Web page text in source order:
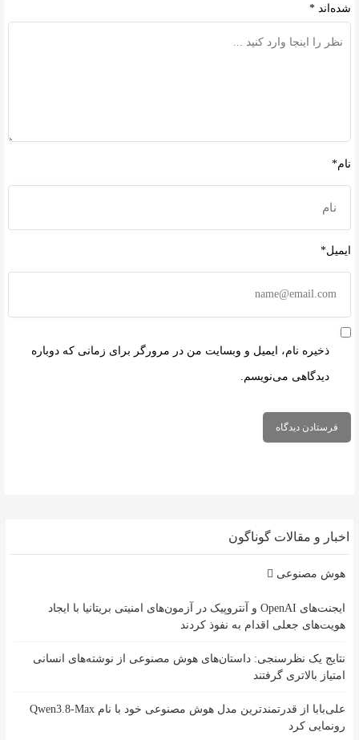
شده‌اند *
نام*
ایمیل*
ذخیره نام، ایمیل و وبسایت من در مرورگر برای زمانی که دوباره
دیدگاهی می‌نویسم.
اخبار و مقالات گوناگون
هوش مصنوعی
ایجنت‌های OpenAI و آنتروپیک در آزمون‌های امنیتی بریتانیا با ایجاد
هویت‌های جعلی اقدام به نفوذ کردند
نتایج یک نظرسنجی: داستان‌های هوش مصنوعی از نوشته‌های انسانی
امتیاز بالاتری گرفتند
علی‌بابا از قدرتمندترین مدل هوش مصنوعی خود با نام Qwen3.8-Max
رونمایی کرد